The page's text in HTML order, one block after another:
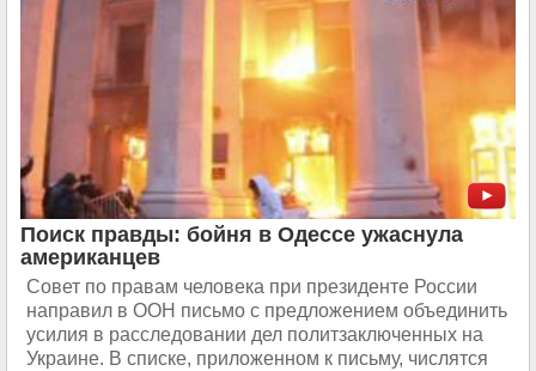
Поиск правды: бойня в Одессе ужаснула
американцев
Совет по правам человека при президенте России
направил в ООН письмо с предложением объединить
усилия в расследовании дел политзаключенных на
Украине. В списке, приложенном к письму, числятся